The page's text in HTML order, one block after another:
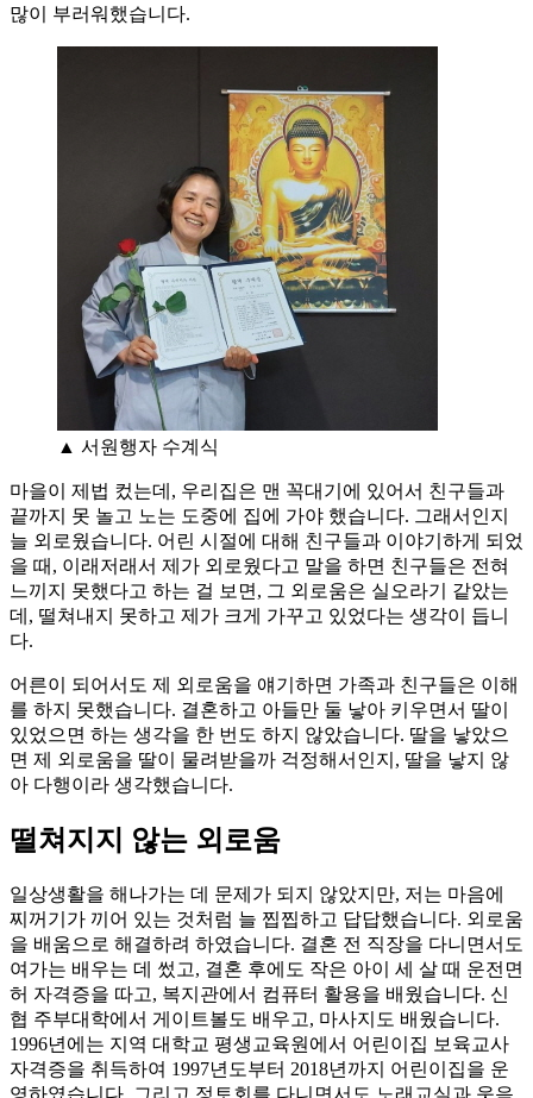
많이 부러워했습니다.
▲ 서원행자 수계식
마을이 제법 컸는데, 우리집은 맨 꼭대기에 있어서 친구들과
끝까지 못 놀고 노는 도중에 집에 가야 했습니다. 그래서인지
늘 외로웠습니다. 어린 시절에 대해 친구들과 이야기하게 되었
을 때, 이래저래서 제가 외로웠다고 말을 하면 친구들은 전혀
느끼지 못했다고 하는 걸 보면, 그 외로움은 실오라기 같았는
데, 떨쳐내지 못하고 제가 크게 가꾸고 있었다는 생각이 듭니
다.
어른이 되어서도 제 외로움을 얘기하면 가족과 친구들은 이해
를 하지 못했습니다. 결혼하고 아들만 둘 낳아 키우면서 딸이
있었으면 하는 생각을 한 번도 하지 않았습니다. 딸을 낳았으
면 제 외로움을 딸이 물려받을까 걱정해서인지, 딸을 낳지 않
아 다행이라 생각했습니다.
떨쳐지지 않는 외로움
일상생활을 해나가는 데 문제가 되지 않았지만, 저는 마음에
찌꺼기가 끼어 있는 것처럼 늘 찝찝하고 답답했습니다. 외로움
을 배움으로 해결하려 하였습니다. 결혼 전 직장을 다니면서도
여가는 배우는 데 썼고, 결혼 후에도 작은 아이 세 살 때 운전면
허 자격증을 따고, 복지관에서 컴퓨터 활용을 배웠습니다. 신
협 주부대학에서 게이트볼도 배우고, 마사지도 배웠습니다.
1996년에는 지역 대학교 평생교육원에서 어린이집 보육교사
자격증을 취득하여 1997년도부터 2018년까지 어린이집을 운